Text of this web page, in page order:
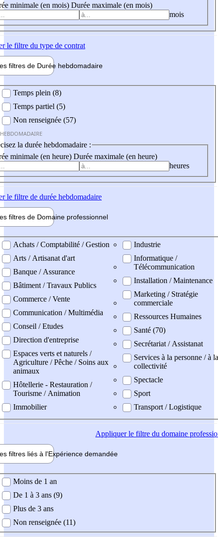
minimale (en mois) Durée maximale (en mois)
mois
le filtre du type de contrat
filtres de Durée hebdomadaire
Temps plein (8)
Temps partiel (5)
Non renseignée (57)
la durée hebdomadaire :
minimale (en heure) Durée maximale (en heure)
heures
le filtre de durée hebdomadaire
filtres de Domaine professionnel
professionel
Achats / Comptabilité / Gestion
Arts / Artisanat d'art
Banque / Assurance
Bâtiment / Travaux Publics
Commerce / Vente
Communication / Multimédia
Conseil / Etudes
Direction d'entreprise
Espaces verts et naturels /
Agriculture / Pêche / Soins aux
animaux
Hôtellerie - Restauration /
Tourisme / Animation
Immobilier
Industrie
Informatique /
Télécommunication
Installation / Maintenance
Marketing / Stratégie
commerciale
Ressources Humaines
Santé (70)
Secrétariat / Assistanat
Services à la personne / à la
collectivité
Spectacle
Sport
Transport / Logistique
Appliquerle filtre du domaine
filtres liés à l'Expérience demandée
demandée
Moins de 1 an
De 1 à 3 ans (9)
Plus de 3 ans
Non renseignée (11)